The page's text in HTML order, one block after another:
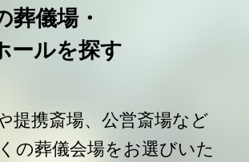
葬儀場・
ールを探す
提携斎場、公営斎場など
の葬儀会場をお選びいた